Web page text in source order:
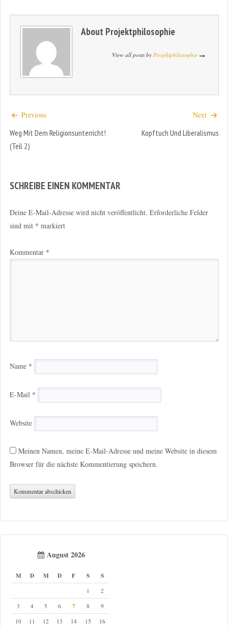
About Projektphilosophie
View all posts by Projektphilosophie
Previous
Weg Mit Dem Religionsunterricht!
(Teil 2)
Next
Kopftuch Und Liberalismus
SCHREIBE EINEN KOMMENTAR
Deine E-Mail-Adresse wird nicht veröffentlicht. Erforderliche Felder
sind mit * markiert
Kommentar *
Name *
E-Mail *
Website
Meinen Namen, meine E-Mail-Adresse und meine Website in diesem
Browser für die nächste Kommentierung speichern.
August 2026
M D M D F S S
1
2
3
4 5 6 7 8
9
10
11 12 13 14 15
16